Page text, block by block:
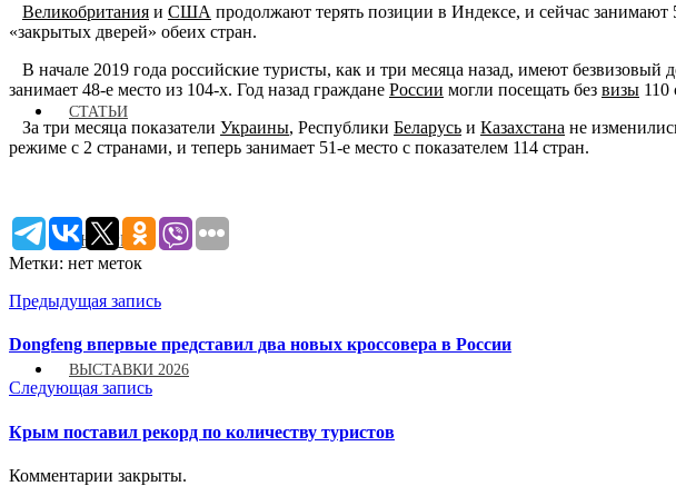
СТАТЬИ
ИНТЕРВЬЮ
ВЫСТАВКИ 2026
Великобритания и США продолжают терять позиции в Индексе, и сейчас занимают
«закрытых дверей» обеих стран.
В начале 2019 года российские туристы, как и три месяца назад, имеют безвизовый
занимает 48-е место из 104-х. Год назад граждане России могли посещать без визы 110
За три месяца показатели Украины, Республики Беларусь и Казахстана не
режиме с 2 странами, и теперь занимает 51-е место с показателем 114 стран.
Метки: нет меток
Предыдущая запись
Dongfeng впервые представил два новых кроссовера в России
Следующая запись
Крым поставил рекорд по количеству туристов
Комментарии закрыты.